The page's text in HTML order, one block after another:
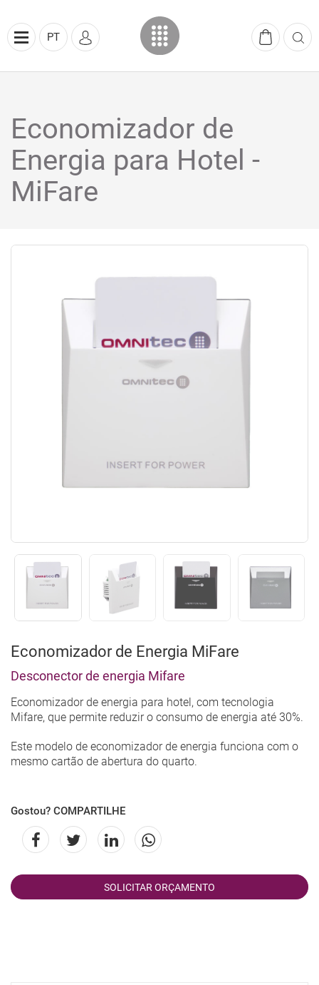
PT
Economizador de
Energia para Hotel -
MiFare
Economizador de Energia MiFare
Desconector de energia Mifare
Economizador de energia para hotel, com tecnologia
Mifare, que permite reduzir o consumo de energia até 30%.
Este modelo de economizador de energia funciona com o
mesmo cartão de abertura do quarto.
Gostou? COMPARTILHE
SOLICITAR ORÇAMENTO